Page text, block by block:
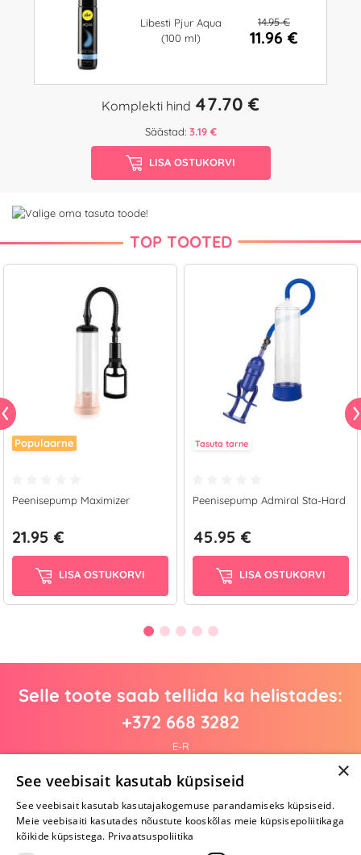
Libesti Pjur Aqua
(100 ml)
14.95 €
11.96 €
Komplekti hind 47.70 €
Säästad: 3.19 €
LISA OSTUKORVI
TOP TOOTED
Populaarne
Peenisepump Maximizer
21.95 €
LISA OSTUKORVI
Tasuta tarne
Peenisepump Admiral Sta-Hard
45.95 €
LISA OSTUKORVI
Selle toote saab tellida ka helistades:
+372 668 3282
E-R
Arvustusi veel pole
Ole esimene!
×
See veebisait kasutab küpsiseid
See veebisait kasutab kasutajakogemuse parandamiseks küpsiseid.
Meie veebisaiti kasutades nõustute kooskõlas meie küpsisepoliitikaga
kõikide küpsistega. Privaatsuspoliitika